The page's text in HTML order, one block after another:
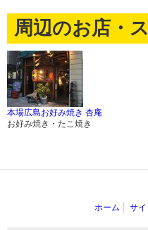
周辺のお店・
本場広島お好み焼き 杏庵
お好み焼き・たこ焼き
ホーム サ